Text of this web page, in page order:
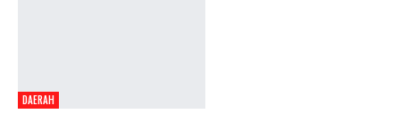
DAERAH